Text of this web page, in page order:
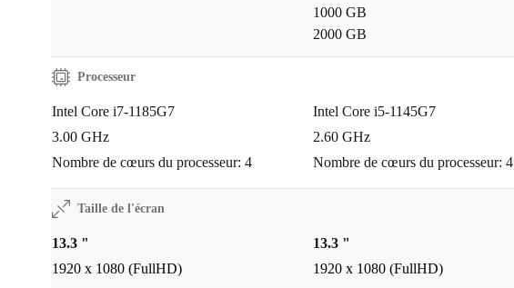
1000 GB
2000 GB
Processeur
Intel Core i7-1185G7
3.00 GHz
Nombre de cœurs du processeur: 4
Intel Core i5-1145G7
2.60 GHz
Nombre de cœurs du processeur: 4
Taille de l'écran
13.3 "
1920 x 1080 (FullHD)
13.3 "
1920 x 1080 (FullHD)